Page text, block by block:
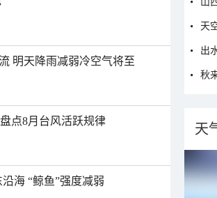
明天降雨减弱冷空气将至
点8月台风活跃规律
海 “鲸鱼”强度减弱
天
出
秋
天